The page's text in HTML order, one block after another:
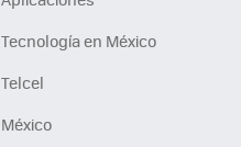
Tecnología en México
Telcel
México